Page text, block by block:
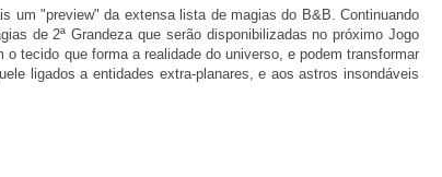
um "preview" da extensa lista de magias do B&B. Continuando
de 2ª Grandeza que serão disponibilizadas no próximo Jogo
o tecido que forma a realidade do universo, e podem transformar
ligados a entidades extra-planares, e aos astros insondáveis